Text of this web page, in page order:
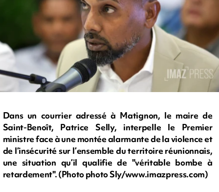
Dans un courrier adressé à Matignon, le maire de
Saint-Benoît, Patrice Selly, interpelle le Premier
ministre face à une montée alarmante de la violence et
de l’insécurité sur l’ensemble du territoire réunionnais,
une situation qu’il qualifie de "véritable bombe à
retardement". (Photo photo Sly/www.imazpress.com)